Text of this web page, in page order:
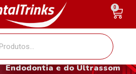
O fantástico mundo da
Endodontia e do Ultrassom
0